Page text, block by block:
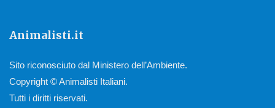
Animalisti.it
Sito riconosciuto dal Ministero dell’Ambiente.
Copyright © Animalisti Italiani.
Tutti i diritti riservati.